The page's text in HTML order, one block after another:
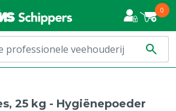
0
25 kg - Hygiënepoeder